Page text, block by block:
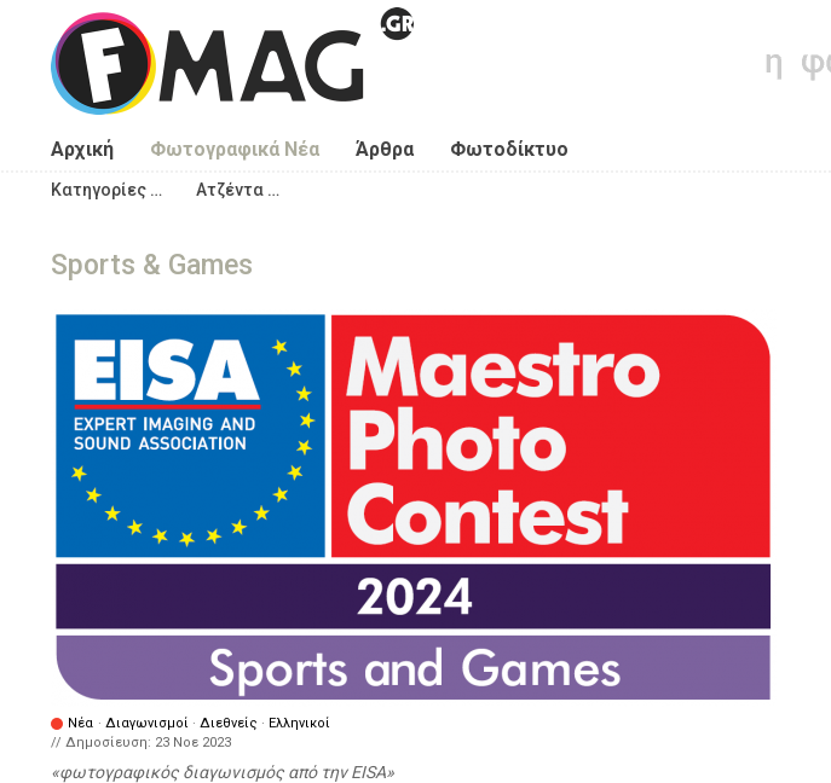
Παράκαμψη προς το κυρίως περιεχόμενο
Αρχική Φωτογραφικά Νέα Άρθρα Φωτοδίκτυο
Κατηγορίες … Ατζέντα …
Sports & Games
Νέα · Διαγωνισμοί · Διεθνείς · Ελληνικοί
// Δημοσίευση: 23 Νοε 2023
φωτογραφικός διαγωνισμός από την ΕISA